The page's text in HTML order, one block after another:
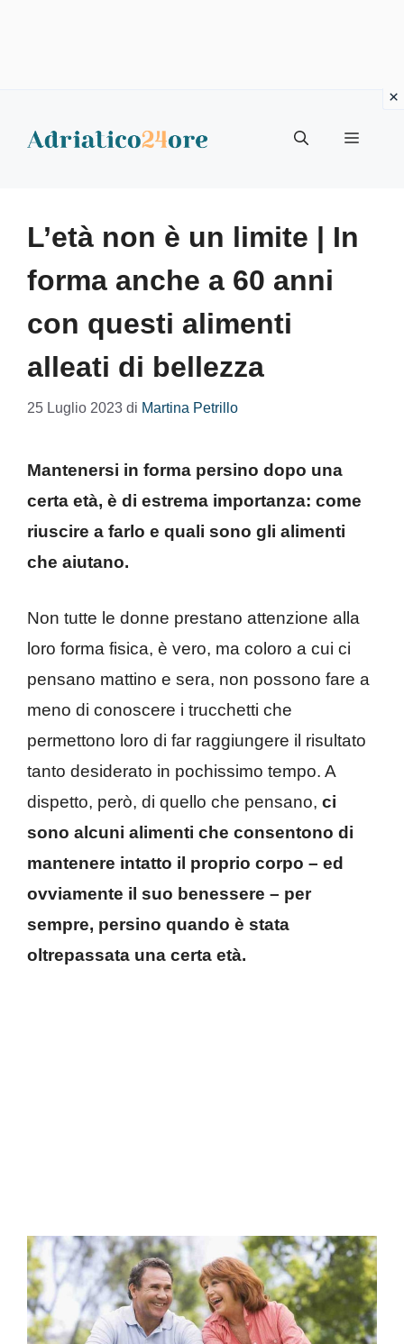
Menu
L’età non è un limite | In
forma anche a 60 anni
con questi alimenti
alleati di bellezza
25 Luglio 2023 di Martina Petrillo
Mantenersi in forma persino dopo una
certa età, è di estrema importanza: come
riuscire a farlo e quali sono gli alimenti
che aiutano.
Non tutte le donne prestano attenzione alla
loro forma fisica, è vero, ma coloro a cui ci
pensano mattino e sera, non possono fare a
meno di conoscere i trucchetti che
permettono loro di far raggiungere il risultato
tanto desiderato in pochissimo tempo. A
dispetto, però, di quello che pensano, ci
sono alcuni alimenti che consentono di
mantenere intatto il proprio corpo – ed
ovviamente il suo benessere – per
sempre, persino quando è stata
oltrepassata una certa età.